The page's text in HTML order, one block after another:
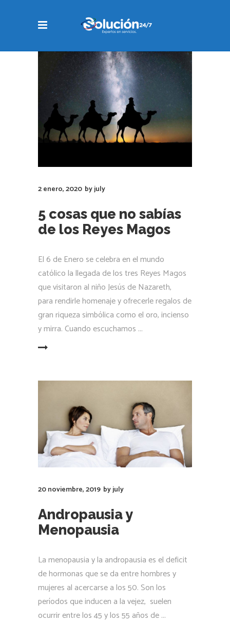
2 enero, 2020 byjuly
5 cosas que no sabías
de los Reyes Magos
El 6 de Enero se celebra en el mundo
católico la llegada de los tres Reyes Magos
que visitaron al niño Jesús de Nazareth,
para rendirle homenaje y ofrecerle regalos de
gran riqueza simbólica como el oro, incienso
y mirra. Cuando escuchamos
20 noviembre, 2019 byjuly
Andropausia y
Menopausia
La menopausia y la andropausia es el deficit
de hormonas que se da entre hombres y
mujeres al acercarse a los 50. Son los
períodos que inducen a la vejez, suelen
ocurrir entre los 45 y los 55 años de